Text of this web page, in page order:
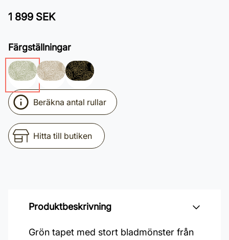
1 899 SEK
Färgställningar
Beräkna antal rullar
Hitta till butiken
Produktbeskrivning
Grön tapet med stort bladmönster från